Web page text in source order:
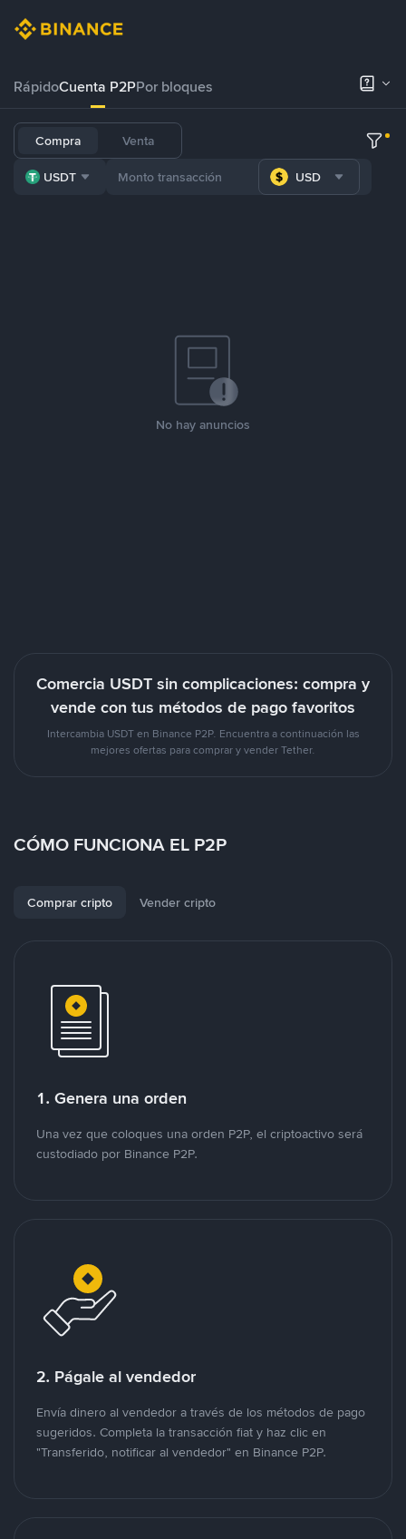
RápidoCuenta P2PPor bloques
Compra Venta
USDT USD
No hay anuncios
Comercia USDT sin complicaciones: compra y
vende con tus métodos de pago favoritos
Intercambia USDT en Binance P2P. Encuentra a continuación las
mejores ofertas para comprar y vender Tether.
CÓMO FUNCIONA EL P2P
Comprar cripto Vender cripto
1. Genera una orden
Una vez que coloques una orden P2P, el criptoactivo será
custodiado por Binance P2P.
2. Págale al vendedor
Envía dinero al vendedor a través de los métodos de pago
sugeridos. Completa la transacción fiat y haz clic en
"Transferido, notificar al vendedor" en Binance P2P.